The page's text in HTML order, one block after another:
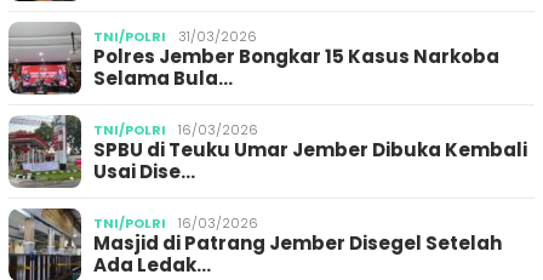
TNI/POLRI 31/03/2026
Polres Jember Bongkar 15 Kasus Narkoba
Selama Bula…
TNI/POLRI 16/03/2026
SPBU di Teuku Umar Jember Dibuka Kembali
Usai Dise…
TNI/POLRI 16/03/2026
Masjid di Patrang Jember Disegel Setelah
Ada Ledak…